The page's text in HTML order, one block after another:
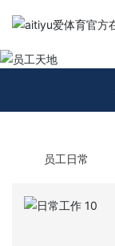
网站首页
关于我们
资质荣誉
主营业务
员工日常